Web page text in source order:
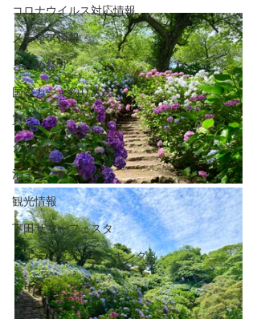
コロナウイルス対応情報
メディア情報
きんめ祭り
国際カジキ釣り大会
買う
グルメ
泊まる
観光情報
下田サマーフェスタ
ノルディックウォーキング